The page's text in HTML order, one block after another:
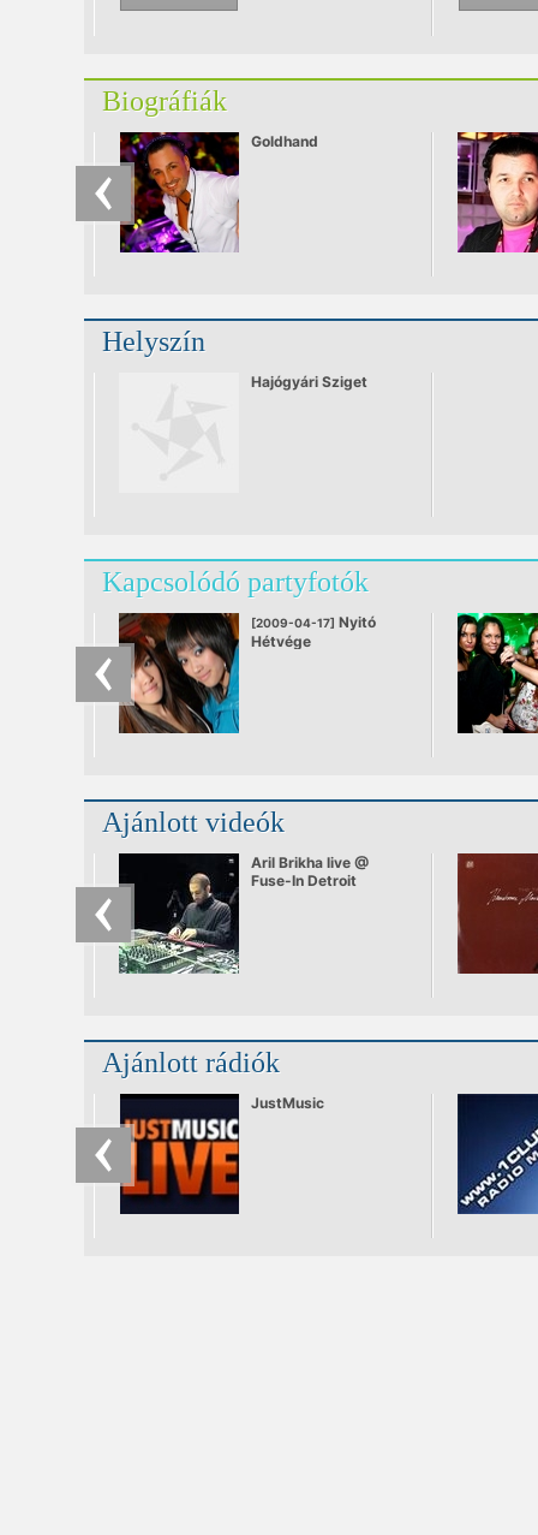
műfajok gyűjtőneve.
Biográfiák
Goldhand
Helyszín
Hajógyári Sziget
Kapcsolódó partyfotók
[2009-04-17] Nyitó
Hétvége
Ajánlott videók
Aril Brikha live @
Fuse-In Detroit
Ajánlott rádiók
JustMusic